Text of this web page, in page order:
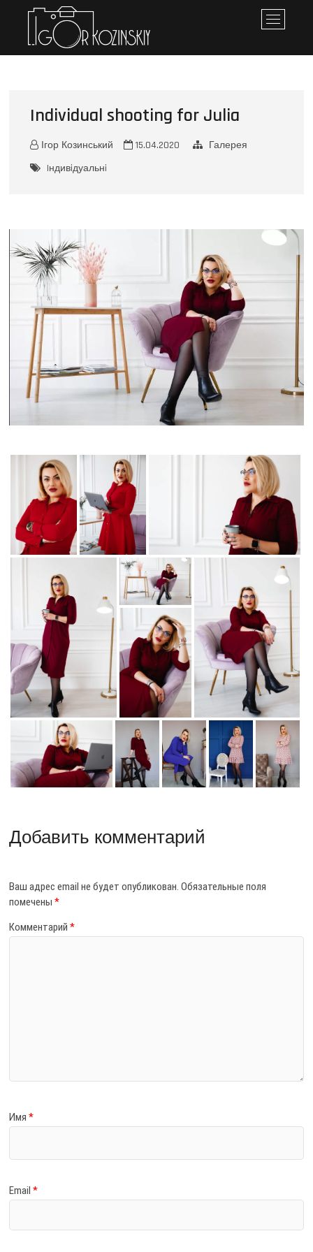
Iгор Козинський
ПЕРСОНАЛЬНЕ ПОРТФОЛІО
M
e
Individual shooting for Julia
Ігор Козинський 15.04.2020
Галерея
Iндивiдуальнi
Добавить комментарий
Ваш адрес email не будет опубликован. Обязательные поля
помечены*
Комментарий*
Имя*
Email*